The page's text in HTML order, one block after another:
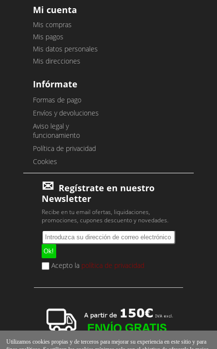
Mi cuenta
Mis compras
Mis pagos
Mis datos personales
Mis direcciones
Infórmate
Formas de pago
Envíos y devoluciones
Aviso legal y
funcionamiento
Política de privacidad
Cookies
Regístrate en nuestro
Newsletter
Recibe en tu email ofertas, liquidaciones,
promociones, cupones descuento y novedades.
Acepto la política de privacidad
Utilizamos cookies propias y de terceros para mejorar su experiencia en este sitio y para